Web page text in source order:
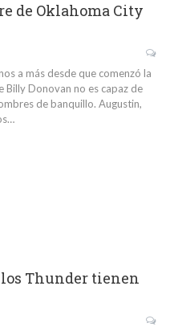
de Oklahoma City
a más desde que comenzó la
Donovan no es capaz de
de banquillo. Augustin,
Thunder tienen